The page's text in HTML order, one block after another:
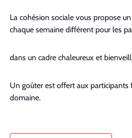
La cohésion sociale vous propose
chaque semaine différent pour les
dans un cadre chaleureux et
Un goûter est offert aux participants
domaine.